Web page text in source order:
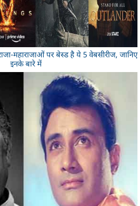
महाराजाओं पर बेस्ड है ये 5 वेबसीरीज, जानिए
इनके बारे में